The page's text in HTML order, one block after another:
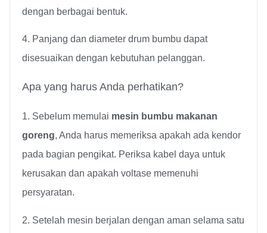
dengan berbagai bentuk.
4. Panjang dan diameter drum bumbu dapat
disesuaikan dengan kebutuhan pelanggan.
Apa yang harus Anda perhatikan?
1. Sebelum memulai mesin bumbu makanan
goreng, Anda harus memeriksa apakah ada kendor
pada bagian pengikat. Periksa kabel daya untuk
kerusakan dan apakah voltase memenuhi
persyaratan.
2. Setelah mesin berjalan dengan aman selama satu